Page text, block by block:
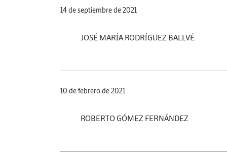
14 de septiembre de 2021
JOSÉ MARÍA RODRÍGUEZ BALLVÉ
10 de febrero de 2021
ROBERTO GÓMEZ FERNÁNDEZ